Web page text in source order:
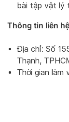
bài tập vật lý
Thông tin liên
Địa chỉ: Số
Thạnh,
Thời gian